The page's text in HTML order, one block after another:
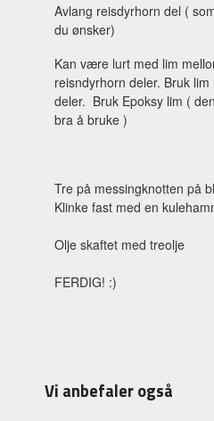
Avlang reisdyrhorn del (
du ønsker)
Kan være lurt med lim
reisndyrhorn deler. Bruk
deler. Bruk Epoksy lim (
bra å bruke )
Tre på messingknotten på
Klinke fast med en
Olje skaftet med treolje
FERDIG! :)
Vi anbefaler også